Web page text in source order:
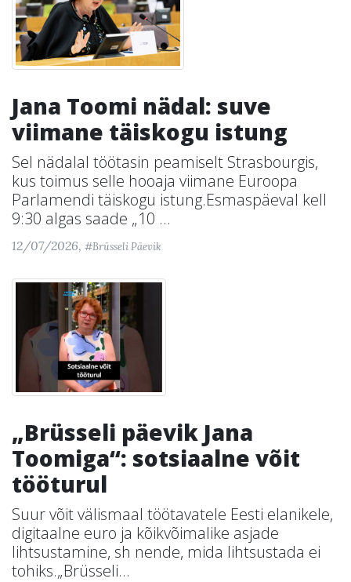
Jana Toomi nädal: suve
viimane täiskogu istung
Sel nädalal töötasin peamiselt Strasbourgis,
kus toimus selle hooaja viimane Euroopa
Parlamendi täiskogu istung.Esmaspäeval kell
9:30 algas saade „10 ...
12/07/2026, #Brüsseli Päevik
„Brüsseli päevik Jana
Toomiga“: sotsiaalne võit
tööturul
Suur võit välismaal töötavatele Eesti elanikele,
digitaalne euro ja kõikvõimalike asjade
lihtsustamine, sh nende, mida lihtsustada ei
tohiks.„Brüsseli...